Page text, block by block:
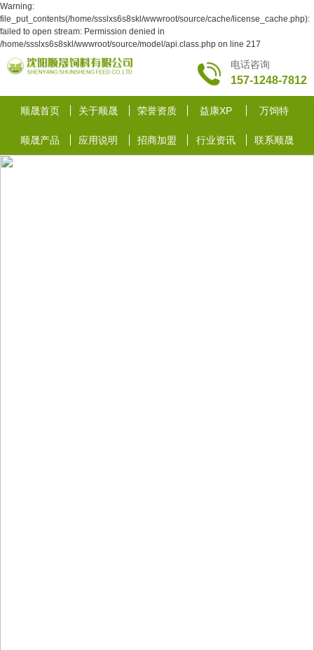
Warning:
file_put_contents(/home/ssslxs6s8skl/wwwroot/source/cache/license_cache.php):
failed to open stream: Permission denied in
/home/ssslxs6s8skl/wwwroot/source/model/api.class.php on line 217
电话咨询
157-1248-7812
顺晟首页 关于顺晟 荣誉资质 益康XP 万饲特
顺晟产品 应用说明 招商加盟 行业资讯 联系顺晟